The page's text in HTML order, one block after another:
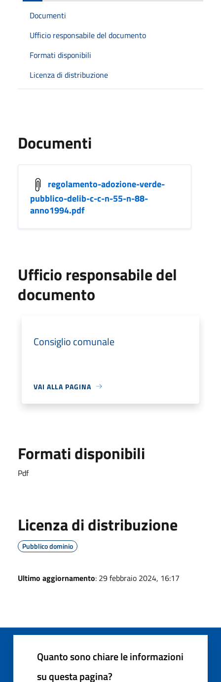
Documenti
Ufficio responsabile del documento
Formati disponibili
Licenza di distribuzione
Documenti
regolamento-adozione-verde-
pubblico-delib-c-c-n-55-n-88-
anno1994.pdf
Ufficio responsabile del
documento
Consiglio comunale
VAI ALLA PAGINA
Formati disponibili
Pdf
Licenza di distribuzione
Pubblico dominio
Ultimo aggiornamento: 29 febbraio 2024, 16:17
Quanto sono chiare le informazioni
su questa pagina?